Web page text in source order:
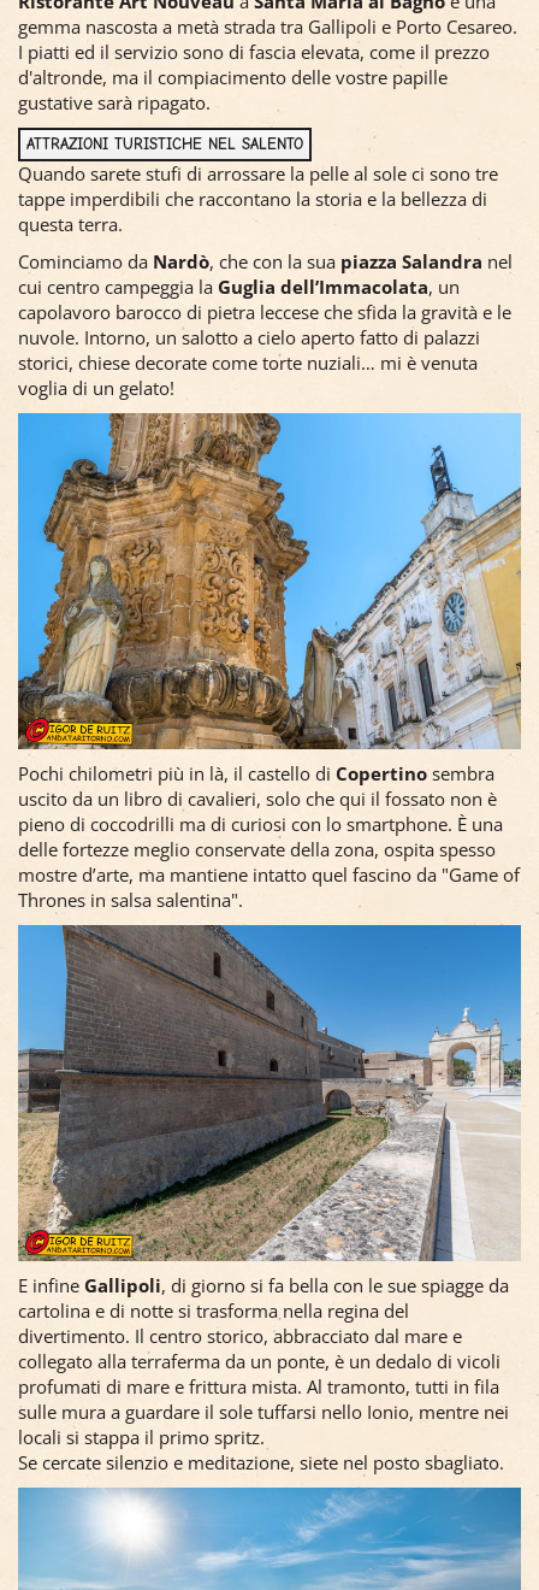
gemma nascosta a metà strada tra Gallipoli e Porto Cesareo.
I piatti ed il servizio sono di fascia elevata, come il prezzo
d'altronde, ma il compiacimento delle vostre papille
gustative sarà ripagato.
ATTRAZIONI TURISTICHE NEL SALENTO
Quando sarete stufi di arrossare la pelle al sole ci sono tre
tappe imperdibili che raccontano la storia e la bellezza di
questa terra.
Cominciamo da Nardò, che con la sua piazza Salandra nel
cui centro campeggia la Guglia dell’Immacolata, un
capolavoro barocco di pietra leccese che sfida la gravità e le
nuvole. Intorno, un salotto a cielo aperto fatto di palazzi
storici, chiese decorate come torte nuziali… mi è venuta
voglia di un gelato!
Pochi chilometri più in là, il castello di Copertino sembra
uscito da un libro di cavalieri, solo che qui il fossato non è
pieno di coccodrilli ma di curiosi con lo smartphone. È una
delle fortezze meglio conservate della zona, ospita spesso
mostre d’arte, ma mantiene intatto quel fascino da "Game of
Thrones in salsa salentina".
E infine Gallipoli, di giorno si fa bella con le sue spiagge da
cartolina e di notte si trasforma nella regina del
divertimento. Il centro storico, abbracciato dal mare e
collegato alla terraferma da un ponte, è un dedalo di vicoli
profumati di mare e frittura mista. Al tramonto, tutti in fila
sulle mura a guardare il sole tuffarsi nello Ionio, mentre nei
locali si stappa il primo spritz.
Se cercate silenzio e meditazione, siete nel posto sbagliato.